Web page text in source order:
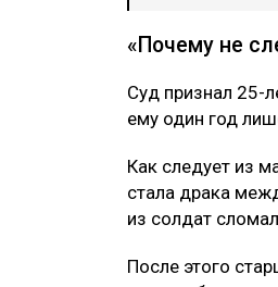
«Почему не
Суд признал 25-
ему один год
Как следует из
стала драка
из солдат
После этого